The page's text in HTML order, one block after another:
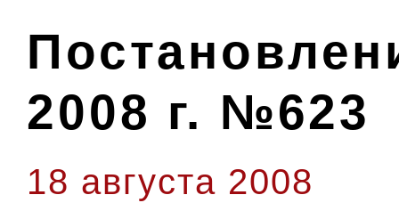
2008 г. №623
18 августа 2008